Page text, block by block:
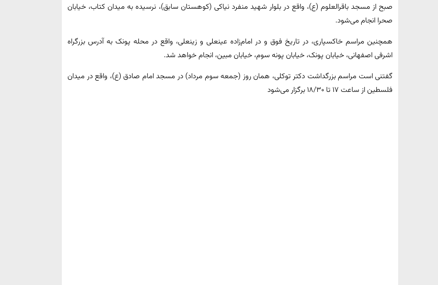
صبح از مسجد باقرالعلوم (ع)، واقع در بلوار شهید منفرد نیاکی (کوهستان سابق)، نرسیده به میدان کتاب، خیابان
صحرا انجام می‌شود.
همچنین مراسم خاکسپاری، در تاریخ فوق و در امام‌زاده عینعلی و زینعلی، واقع در محله پونک به آدرس بزرگراه
اشرفی اصفهانی، خیابان پونک، خیابان پونه سوم، خیابان مبین، انجام خواهد شد.
گفتنی است مراسم بزرگداشت دکتر توکلی، همان روز (جمعه سوم مرداد) در مسجد امام صادق (ع)، واقع در میدان
فلسطین از ساعت ۱۷ تا ۱۸/۳۰ برگزار می‌شود